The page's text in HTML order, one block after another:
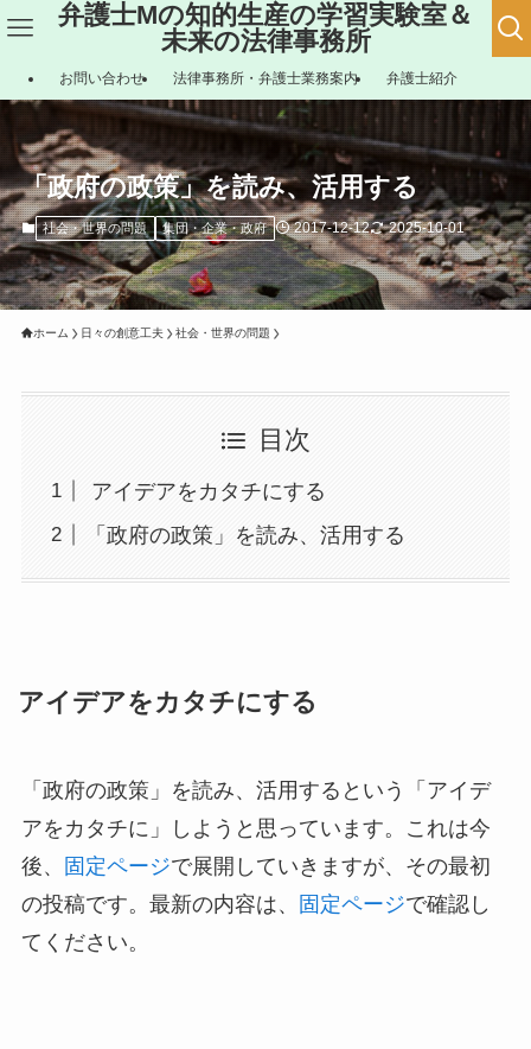
弁護士Mの知的生産の学習実験室＆
未来の法律事務所
お問い合わせ 法律事務所・弁護士業務案内 弁護士紹介
「政府の政策」を読み、活用する
社会・世界の問題 集団・企業・政府 2017-12-12 2025-10-01
ホーム 日々の創意工夫 社会・世界の問題
目次
アイデアをカタチにする
「政府の政策」を読み、活用する
アイデアをカタチにする
「政府の政策」を読み、活用するという「アイデ
アをカタチに」しようと思っています。これは今
後、
固定ページで展開していきますが、その最初
の投稿です。最新の内容は、
固定ページで確認し
てください。